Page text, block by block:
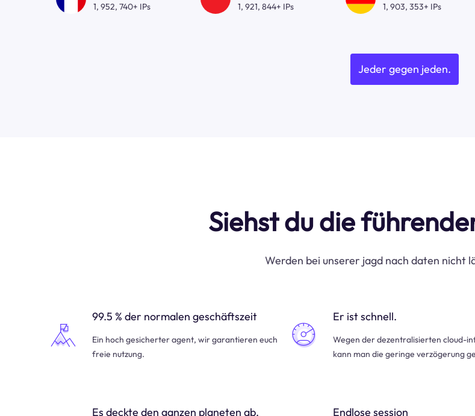
1, 952, 740+ IPs 1, 921, 844+ IPs 1, 903, 353+ IPs
Jeder gegen jeden.
Siehst du die
Werden bei unserer jagd nach daten nicht
99.5 % der normalen geschäftszeit
Ein hoch gesicherter agent, wir garantieren euch
freie nutzung.
Er ist schnell.
Wegen der dezentralisierten cloud-
kann man die geringe verzögerung
Es deckte den ganzen planeten ab. Endlose session